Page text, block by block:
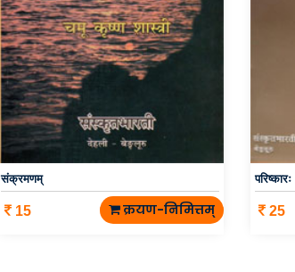
संक्रमणम्
15 क्रयण-निमित्तम्
परिष्कारः
25